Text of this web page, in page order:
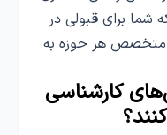
شما برای قبولی در
متخصص هر حوزه به
کارشناسی